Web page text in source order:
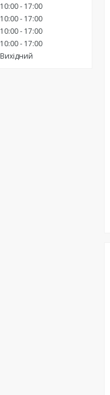
10:00
17:00
10:00
17:00
10:00
17:00
10:00
17:00
Вихідний